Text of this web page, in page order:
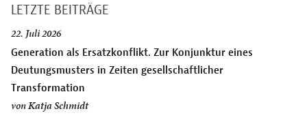
LETZTE BEITRÄGE
22. Juli 2026
Generation als Ersatzkonflikt. Zur Konjunktur eines
Deutungsmusters in Zeiten gesellschaftlicher
Transformation
vonKatja Schmidt